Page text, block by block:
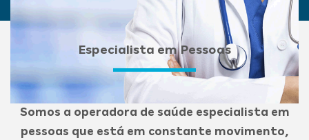
Especialista em Pessoas
Somos a operadora de saúde especialista em
pessoas que está em constante movimento,